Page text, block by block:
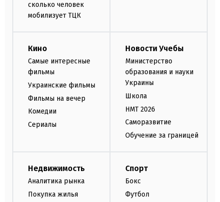
сколько человек
мобилизует ТЦК
Кино
Самые интересные
фильмы
Украинские фильмы
Фильмы на вечер
Комедии
Сериалы
Новости Учебы
Министерство
образования и науки
Украины
Школа
НМТ 2026
Саморазвитие
Обучение за границей
Недвижимость
Аналитика рынка
Покупка жилья
Спорт
Бокс
Футбол